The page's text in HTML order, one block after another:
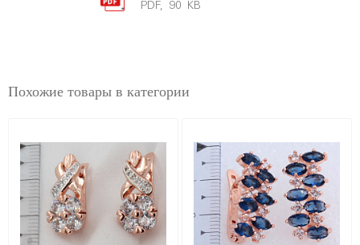
PDF, 90 KB
Похожие товары в категории